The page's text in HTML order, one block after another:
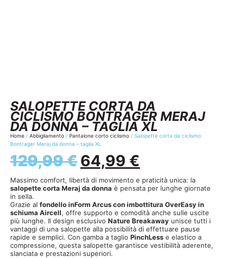
SALOPETTE CORTA DA
CICLISMO BONTRAGER MERAJ
DA DONNA – TAGLIA XL
Home / Abbigliamento / Pantalone corto ciclismo / Salopette corta da ciclismo
Bontrager Meraj da donna – taglia XL
129,99€64,99 €
Massimo comfort, libertà di movimento e praticità unica: la
salopette corta Meraj da donna è pensata per lunghe giornate
in sella.
Grazie al fondello inForm Arcus con imbottitura OverEasy in
schiuma Aircell, offre supporto e comodità anche sulle uscite
più lunghe. Il design esclusivo Nature Breakaway unisce tutti i
vantaggi di una salopette alla possibilità di effettuare pause
rapide e semplici. Con gamba a taglio PinchLess e elastico a
compressione, questa salopette garantisce vestibilità aderente,
slanciata e prestazioni superiori.